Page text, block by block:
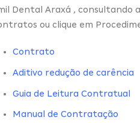
Dental Araxá , consultando
ou clique em
Contrato
Aditivo redução de carência
Guia de Leitura Contratual
Manual de Contratação